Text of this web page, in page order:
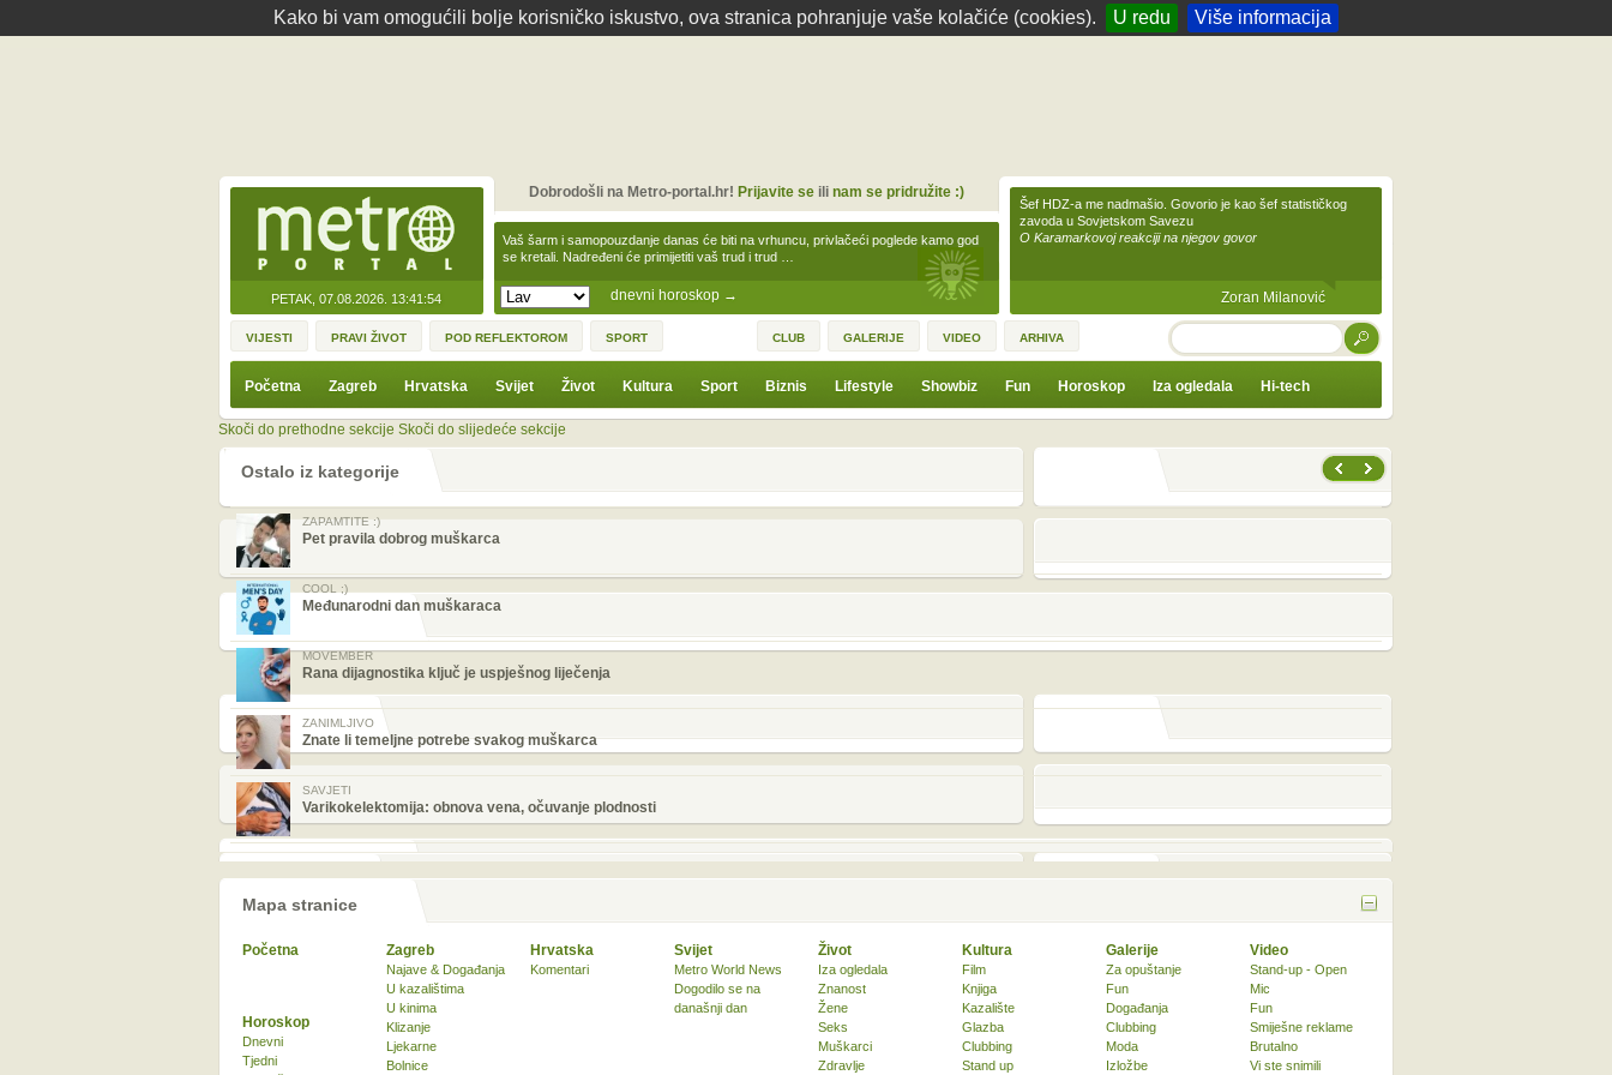
Kako bi vam omogućili bolje korisničko iskustvo, ova stranica pohranjuje vaše kolačiće (cookies). U redu Više informacija
PETAK, 07.08.2026. 13:41:54 dnevni horoskop →
Vaš šarm i samopouzdanje danas će biti na vrhuncu, privlačeći poglede kamo god
se kretali. Nadređeni će primijetiti vaš trud i trud …
Dobrodošli na Metro-portal.hr! Prijavite seili nam se pridružite :)
Šef HDZ-a me nadmašio. Govorio je kao šef statističkog
zavoda u Sovjetskom Savezu
O Karamarkovoj reakciji na njegov govor
Zoran Milanović
VIJESTI PRAVI ŽIVOT POD REFLEKTOROM SPORT CLUB GALERIJE VIDEO ARHIVA TRAŽI
Početna Zagreb Hrvatska Svijet Život Kultura Sport Biznis Lifestyle Showbiz Fun Horoskop Iza ogledala Hi-tech
Skoči do prethodne sekcije Skoči do slijedeće sekcije
Ostalo iz kategorije
ZAPAMTITE :)
Pet pravila dobrog muškarca
COOL ;)
Međunarodni dan muškaraca
MOVEMBER
Rana dijagnostika ključ je uspješnog liječenja
ZANIMLJIVO
Znate li temeljne potrebe svakog muškarca
SAVJETI
Varikokelektomija: obnova vena, očuvanje plodnosti
Mapa stranice
Početna Zagreb
Najave & Događanja
U kazalištima
U kinima
Klizanje
Ljekarne
Bolnice
Hrvatska
Komentari
Svijet
Metro World News
Dogodilo se na
današnji dan
Život
Iza ogledala
Znanost
Žene
Seks
Muškarci
Zdravlje
Kultura
Film
Knjiga
Kazalište
Glazba
Clubbing
Stand up
Horoskop
Dnevni
Tjedni
Galerije
Za opuštanje
Fun
Događanja
Clubbing
Moda
Izložbe
Video
Stand-up - Open
Mic
Fun
Smiješne reklame
Brutalno
Vi ste snimili